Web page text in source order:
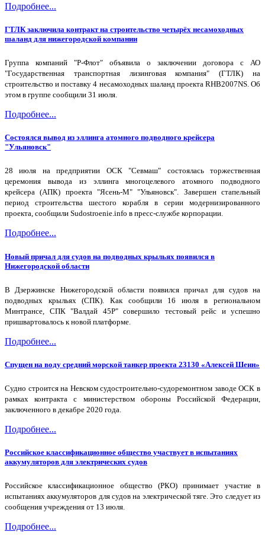
Подробнее...
ГТЛК заключила контракт на строительство четырёх несамоходных
шаланд для нижегородской компании
Группа компаний "Р-Флот" объявила о заключении договора с АО
"Государственная транспортная лизинговая компания" (ГТЛК) на
строительство и поставку 4 несамоходных шаланд проекта RHB2007NS. Об
этом в группе сообщили 31 июля.
Подробнее...
Состоялся вывод из эллинга атомного подводного крейсера
"Ульяновск"
28 июля на предприятии ОСК "Севмаш" состоялась торжественная
церемония вывода из эллинга многоцелевого атомного подводного
крейсера (АПК) проекта "Ясень-М" "Ульяновск". Завершен стапельный
период строительства шестого корабля в серии модернизированного
проекта, сообщили Sudostroenie.info в пресс-службе корпорации.
Подробнее...
Новый причал для судов на подводных крыльях появился в
Нижегородской области
В Дзержинске Нижегородской области появился причал для судов на
подводных крыльях (СПК). Как сообщили 16 июля в региональном
Минтрансе, СПК "Валдай 45Р" совершило тестовый рейс и успешно
пришвартовалось к новой платформе.
Подробнее...
Спущен на воду средний морской танкер проекта 23130 «Алексей Шеин»
Судно строится на Невском судостроительно-судоремонтном заводе ОСК в
рамках контракта с министерством обороны Российской Федерации,
заключенного в декабре 2020 года.
Подробнее...
Российское классификационное общество участвует в испытаниях
аккумуляторов для электрических судов
Российское классификационное общество (РКО) принимает участие в
испытаниях аккумуляторов для судов на электрической тяге. Это следует из
сообщения учреждения от 13 июля.
Подробнее...